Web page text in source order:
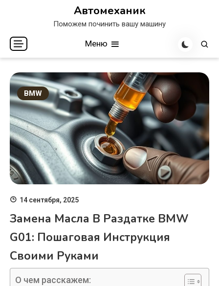
Автомеханик
Поможем починить вашу машину
Меню
BMW
14 сентября, 2025
Замена Масла В Раздатке BMW
G01: Пошаговая Инструкция
Своими Руками
О чем расскажем: